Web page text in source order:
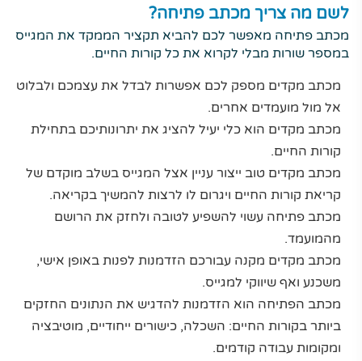
לשם מה צריך מכתב פתיחה?
מכתב פתיחה מאפשר לכם להביא תקציר הממקד את המגייס
במספר שורות מבלי לקרוא את כל קורות החיים.
מכתב מקדים מספק לכם אפשרות לבדל את עצמכם ולבלוט
אל מול מועמדים אחרים.
מכתב מקדים הוא כלי יעיל להציג את יתרונותיכם בתחילת
קורות החיים.
מכתב מקדים טוב ייצור עניין אצל המגייס בשלב מוקדם של
קריאת קורות החיים ויגרום לו לרצות להמשיך בקריאה.
מכתב פתיחה עשוי להשפיע לטובה ולחזק את הרושם
מהמועמד.
מכתב מקדים מקנה עבורכם הזדמנות לפנות באופן אישי,
משכנע ואף שיווקי למגייס.
מכתב הפתיחה הוא הזדמנות להדגיש את הנתונים החזקים
ביותר בקורות החיים: השכלה, כישורים ייחודיים, מוטיבציה
ומקומות עבודה קודמים.